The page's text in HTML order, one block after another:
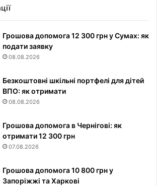
Грошова допомога 12 300 грн у Сумах: як
подати заявку
08.08.2026
Безкоштовні шкільні портфелі для дітей
ВПО: як отримати
08.08.2026
Грошова допомога в Чернігові: як
отримати 12 300 грн
07.08.2026
Грошова допомога 10 800 грн у
Запоріжжі та Харкові